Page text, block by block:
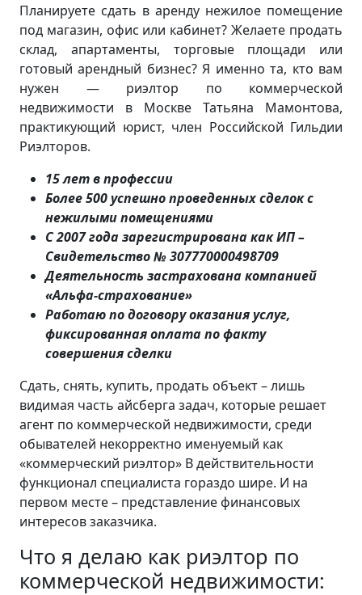
Планируете сдать в аренду нежилое помещение
под магазин, офис или кабинет? Желаете продать
склад, апартаменты, торговые площади или
готовый арендный бизнес? Я именно та, кто вам
нужен — риэлтор по коммерческой
недвижимости в Москве Татьяна Мамонтова,
практикующий юрист, член Российской Гильдии
Риэлторов.
15 лет в профессии
Более 500 успешно проведенных сделок с
нежилыми помещениями
С 2007 года зарегистрирована как ИП –
Свидетельство № 307770000498709
Деятельность застрахована компанией
«Альфа-страхование»
Работаю по договору оказания услуг,
фиксированная оплата по факту
совершения сделки
Сдать, снять, купить, продать объект – лишь
видимая часть айсберга задач, которые решает
агент по коммерческой недвижимости, среди
обывателей некорректно именуемый как
«коммерческий риэлтор» В действительности
функционал специалиста гораздо шире. И на
первом месте – представление финансовых
интересов заказчика.
Что я делаю как риэлтор по
коммерческой недвижимости: